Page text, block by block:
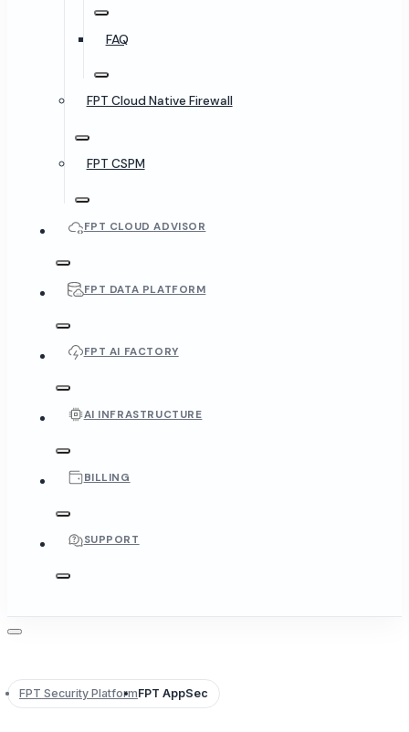
FAQ
FPT Cloud Native Firewall
FPT CSPM
FPT CLOUD ADVISOR
FPT DATA PLATFORM
FPT AI FACTORY
AI INFRASTRUCTURE
BILLING
SUPPORT
FPT Security PlatformFPT AppSec